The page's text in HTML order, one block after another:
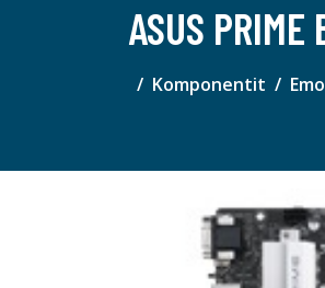
ASUS
Komponentit